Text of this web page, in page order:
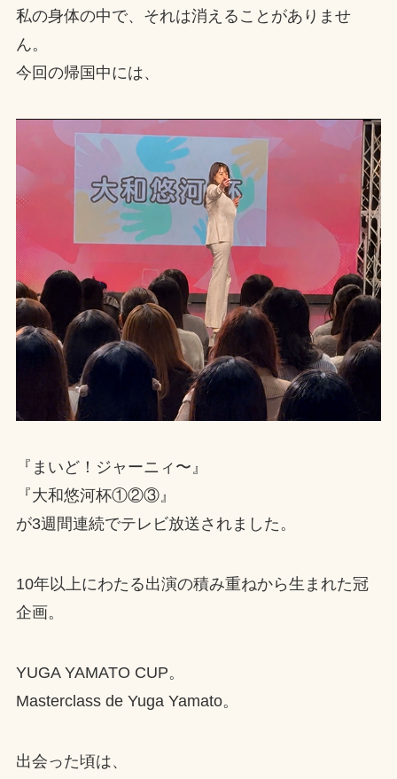
私の身体の中で、それは消えることがありませ
ん。
今回の帰国中には、
『まいど！ジャーニィ〜』
『大和悠河杯①②③』
が3週間連続でテレビ放送されました。
10年以上にわたる出演の積み重ねから生まれた冠
企画。
YUGA YAMATO CUP。
Masterclass de Yuga Yamato。
出会った頃は、